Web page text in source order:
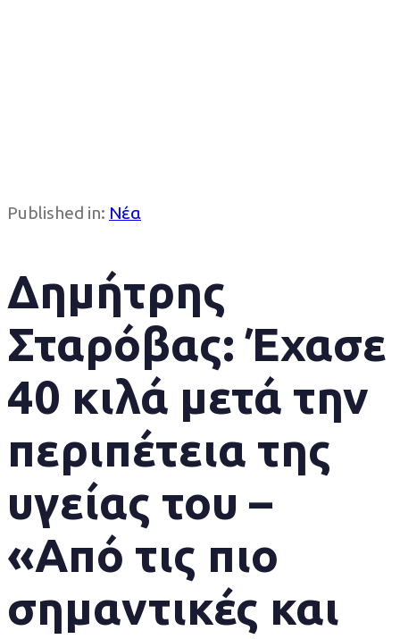
Published in: Νέα
Δημήτρης
Σταρόβας: Έχασε
40 κιλά μετά την
περιπέτεια της
υγείας του –
«Από τις πιο
σημαντικές και